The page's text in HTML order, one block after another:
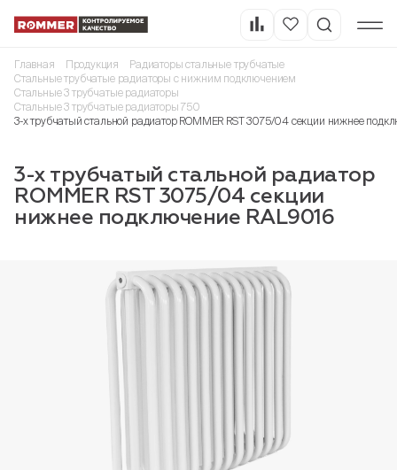
Главная Продукция
Радиаторы стальные трубчатые
Стальные трубчатые радиаторы с нижним подключением
Стальные 3 трубчатые радиаторы
Стальные 3 трубчатые радиаторы 750
3-х трубчатый стальной радиатор ROMMER RST 3075/04 секции нижнее
3-х трубчатый стальной радиатор
ROMMER RST 3075/04 секции
нижнее подключение RAL9016